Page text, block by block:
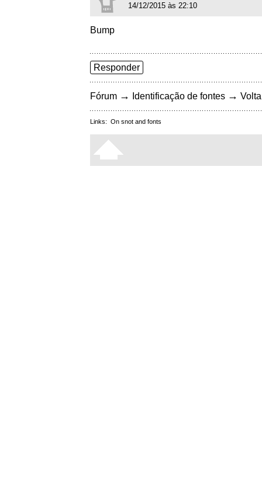
14/12/2015 às 22:10
Bump
Responder
Fórum → Identificação de fontes →
Links: On snot and fonts